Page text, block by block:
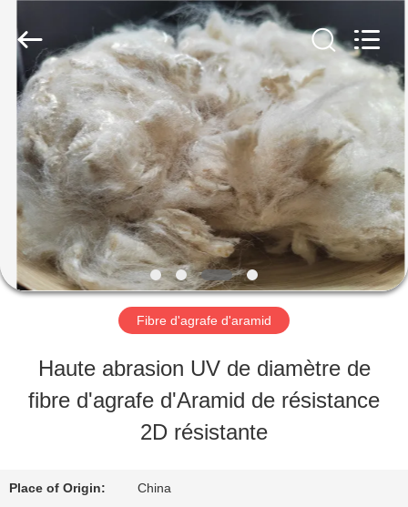
MAISON
PRODUITS
VIDÉOS
AU
NOUS
VISITE
CHANGSHU
AZURE
IMP&EXP
CO.LTD.
Reserved.
Fibre d'agrafe d'aramid
Haute abrasion UV de diamètre de
fibre d'agrafe d'Aramid de résistance
2D résistante
Place of Origin: China